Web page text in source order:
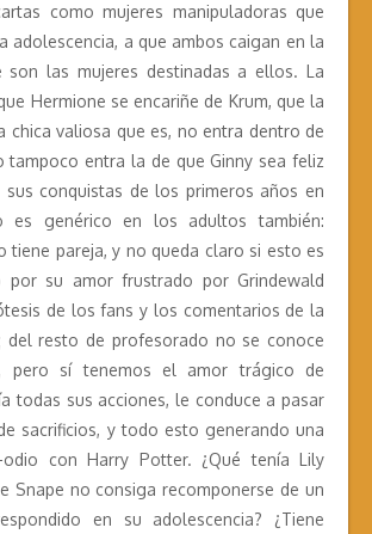
como mujeres manipuladoras que
adolescencia, a que ambos caigan en la
son las mujeres destinadas a ellos. La
Hermione se encariñe de Krum, que la
chica valiosa que es, no entra dentro de
tampoco entra la de que Ginny sea feliz
conquistas de los primeros años en
es genérico en los adultos también:
tiene pareja, y no queda claro si esto es
su amor frustrado por Grindewald
de los fans y los comentarios de la
del resto de profesorado no se conoce
pero sí tenemos el amor trágico de
todas sus acciones, le conduce a pasar
sacrificios, y todo esto generando una
odio con Harry Potter. ¿Qué tenía Lily
Snape no consiga recomponerse de un
en su adolescencia? ¿Tiene